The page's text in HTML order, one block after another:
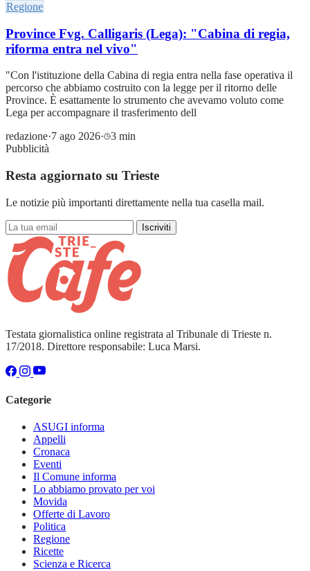
Regione
Province Fvg. Calligaris (Lega): "Cabina di regia,
riforma entra nel vivo"
"Con l'istituzione della Cabina di regia entra nella fase operativa il
percorso che abbiamo costruito con la legge per il ritorno delle
Province. È esattamente lo strumento che avevamo voluto come
Lega per accompagnare il trasferimento dell
redazione·7 ago 2026·
3 min
Pubblicità
Resta aggiornato su Trieste
Le notizie più importanti direttamente nella tua casella mail.
Iscriviti
Testata giornalistica online registrata al Tribunale di Trieste n.
17/2018. Direttore responsabile: Luca Marsi.
Categorie
ASUGI informa
Appelli
Cronaca
Eventi
Il Comune informa
Lo abbiamo provato per voi
Movida
Offerte di Lavoro
Politica
Regione
Ricette
Scienza e Ricerca